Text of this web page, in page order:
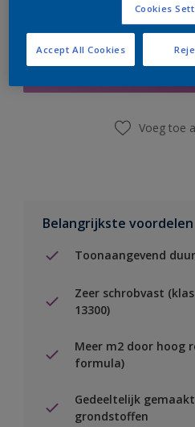
Voeg toe
Belangrijkste voordelen
Toonaangevend
Zeer schrobvast
13300)
Meer m2 door hoog
formula)
Gedeeltelijk
grondstoffen
Cookies
Accept All Cookies